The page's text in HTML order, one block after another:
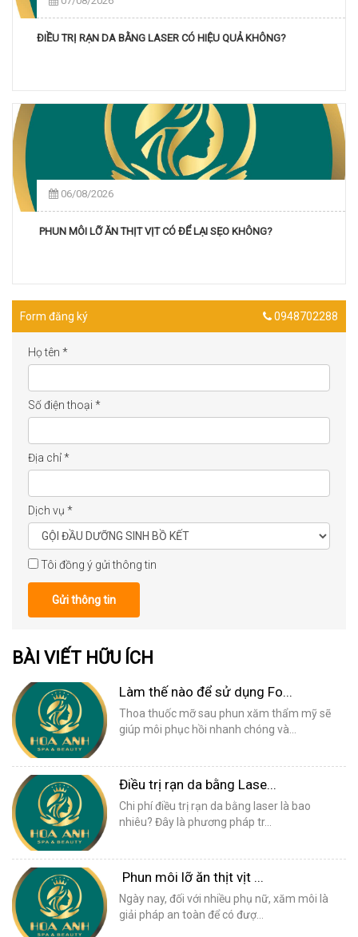
ĐIỀU TRỊ RẠN DA BẰNG LASER CÓ HIỆU QUẢ KHÔNG?
06/08/2026
PHUN MÔI LỠ ĂN THỊT VỊT CÓ ĐỂ LẠI SẸO KHÔNG?
Form đăng ký 0948702288
Họ tên *
Số điện thoại *
Địa chỉ*
Dịch vụ *
Tôi đồng ý gửi thông tin
Gửi thông tin
BÀI VIẾT HỮU ÍCH
Làm thế nào để sử dụng Fo...
Thoa thuốc mỡ sau phun xăm thẩm mỹ sẽ
giúp môi phục hồi nhanh chóng và...
Điều trị rạn da bằng Lase...
Chi phí điều trị rạn da bằng laser là bao
nhiêu? Đây là phương pháp tr...
Phun môi lỡ ăn thịt vịt ...
Ngày nay, đối với nhiều phụ nữ, xăm môi là
giải pháp an toàn để có đượ...